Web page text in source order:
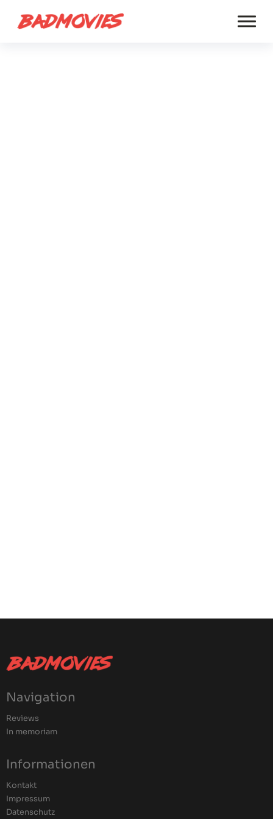
Navigation
Reviews
In memoriam
Informationen
Kontakt
Impressum
Datenschutz